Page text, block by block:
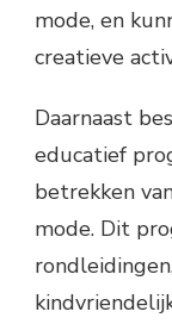
mode, en
creatieve
Daarnaast
educatief
betrekken
mode. Dit